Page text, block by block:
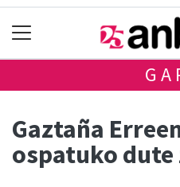
Gaztaña
ospatuko dute